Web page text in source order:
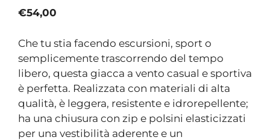
€54,00
Che tu stia facendo escursioni, sport o
semplicemente trascorrendo del tempo
libero, questa giacca a vento casual e sportiva
è perfetta. Realizzata con materiali di alta
qualità, è leggera, resistente e idrorepellente;
ha una chiusura con zip e polsini elasticizzati
per una vestibilità aderente e un